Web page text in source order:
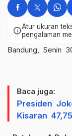
infoAtur ukuran
pengalaman
Bandung, Senin
Baca juga:
Presiden
Kisaran